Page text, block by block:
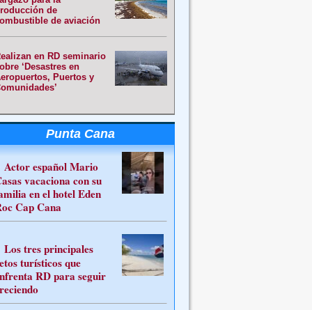
de
de aviación
en RD seminario
‘Desastres en
Puertos y
Punta Cana
Actor español Mario
vacaciona con su
en el hotel Eden
Cap Cana
Los tres principales
turísticos que
RD para seguir